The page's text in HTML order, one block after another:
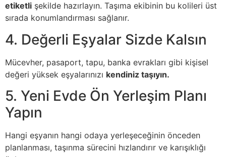
etiketli şekilde hazırlayın. Taşıma ekibinin bu kolileri üst
sırada konumlandırması sağlanır.
4. Değerli Eşyalar Sizde Kalsın
Mücevher, pasaport, tapu, banka evrakları gibi kişisel
değeri yüksek eşyalarınızı kendiniz taşıyın.
5. Yeni Evde Ön Yerleşim Planı
Yapın
Hangi eşyanın hangi odaya yerleşeceğinin önceden
planlanması, taşınma sürecini hızlandırır ve karışıklığı